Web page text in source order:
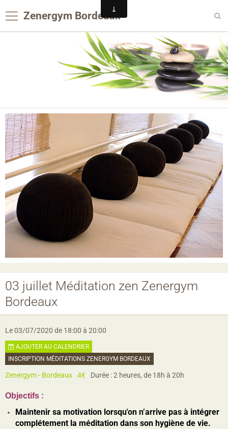
Zenergym Bordeaux
Votre compte
Agenda
Album photo
Panier
Pages
03 juillet Méditation zen Zenergym
Bordeaux
Le 03/07/2020 de 18:00 à 20:00
AJOUTER AU CALENDRIER
INSCRIPTION MÉDITATIONS ZENERGYM BORDEAUX
Zenergym - Bordeaux 4€ Durée : 2 heures, de 18h à 20h
Objectifs :
Maintenir sa motivation lorsqu'on n’arrive pas à intégrer
complétement la méditation dans son hygiène de vie.